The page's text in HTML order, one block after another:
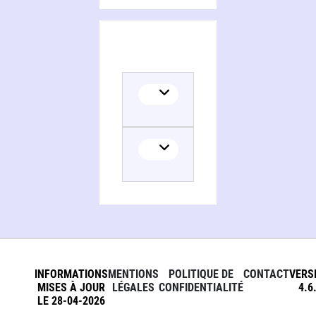
INFORMATIONS
MISES À JOUR
LE 28-04-2026
MENTIONS
LÉGALES
POLITIQUE DE
CONFIDENTIALITÉ
CONTACT